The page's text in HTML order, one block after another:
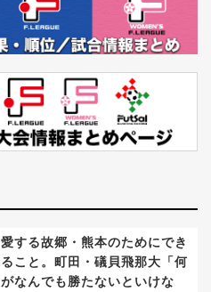
愛する故郷・熊本のためにでき
ること。町田・礒貝飛那大「何
がなんでも勝たないといけな